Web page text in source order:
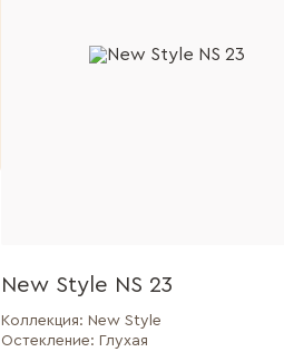
New Style NS 23
Коллекция: New Style
Остекление: Глухая